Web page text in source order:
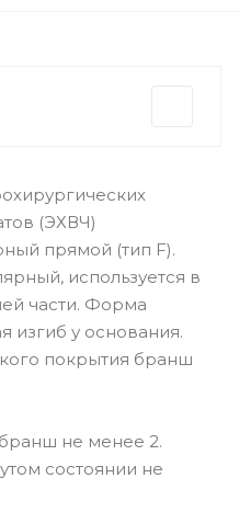
(ЭХВЧ)
прямой (тип F).
используется в
части. Форма
у основания.
покрытия бранш
не менее 2.
состоянии не